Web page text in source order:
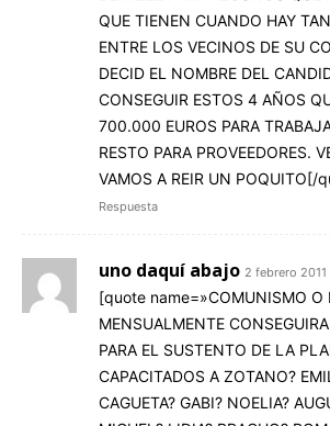
QUE TIENEN CUANDO HAY
ENTRE LOS VECINOS DE SU
DECID EL NOMBRE DEL
CONSEGUIR ESTOS 4 AÑOS
700.000 EUROS PARA
RESTO PARA PROVEEDORES.
VAMOS A REIR UN POQUITO[/
Respuesta
uno daquí abajo 2 febrero 2011
[quote name=»COMUNISMO O
MENSUALMENTE
PARA EL SUSTENTO DE LA
CAPACITADOS A ZOTANO?
CAGUETA? GABI? NOELIA?